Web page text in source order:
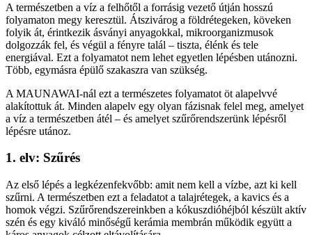
A természetben a víz a felhőtől a forrásig vezető útján hosszú
folyamaton megy keresztül. Átszivárog a földrétegeken, köveken
folyik át, érintkezik ásványi anyagokkal, mikroorganizmusok
dolgozzák fel, és végül a fényre talál – tiszta, élénk és tele
energiával. Ezt a folyamatot nem lehet egyetlen lépésben utánozni.
Több, egymásra épülő szakaszra van szükség.
A MAUNAWAI-nál ezt a természetes folyamatot öt alapelvvé
alakítottuk át. Minden alapelv egy olyan fázisnak felel meg, amelyet
a víz a természetben átél – és amelyet szűrőrendszerünk lépésről
lépésre utánoz.
1. elv: Szűrés
Az első lépés a legkézenfekvőbb: amit nem kell a vízbe, azt ki kell
szűrni. A természetben ezt a feladatot a talajrétegek, a kavics és a
homok végzi. Szűrőrendszereinkben a kókuszdióhéjból készült aktív
szén és egy kiváló minőségű kerámia membrán működik együtt a